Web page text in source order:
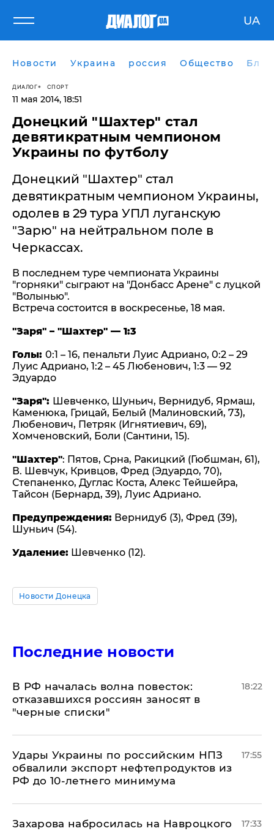
UA
Новости Украина россия Общество
ДИАЛОГ СПОРТ
11 мая 2014, 18:51
Донецкий "Шахтер" стал
девятикратным чемпионом
Украины по футболу
Донецкий "Шахтер" стал
девятикратным чемпионом Украины,
одолев в 29 тура УПЛ луганскую
"Зарю" на нейтральном поле в
Черкассах.
В последнем туре чемпионата Украины
"горняки" сыграют на "Донбасс Арене" с луцкой
"Волынью".
Встреча состоится в воскресенье, 18 мая.
"Заря" – "Шахтер" — 1:3
Голы: 0:1 – 16, пенальти Луис Адриано, 0:2 – 29
Луис Адриано, 1:2 – 45 Любенович, 1:3 — 92
Эдуардо
"Заря": Шевченко, Шуньич, Вернидуб, Ярмаш,
Каменюка, Грицай, Белый (Малиновский, 73),
Любенович, Петряк (Игнятиевич, 69),
Хомченовский, Боли (Сантини, 15).
"Шахтер": Пятов, Срна, Ракицкий (Гюбшман, 61),
В. Шевчук, Кривцов, Фред (Эдуардо, 70),
Степаненко, Дуглас Коста, Алекс Тейшейра,
Тайсон (Бернард, 39), Луис Адриано.
Предупреждения: Вернидуб (3), Фред (39),
Шуньич (54).
Удаление: Шевченко (12).
Новости Донецка
Последние новости
​В РФ началась волна повесток:
отказавшихся россиян заносят в
"черные списки"
18:22
Удары Украины по российским НПЗ
обвалили экспорт нефтепродуктов из
РФ до 10-летнего минимума
17:55
​Захарова набросилась на Навроцкого
17:33